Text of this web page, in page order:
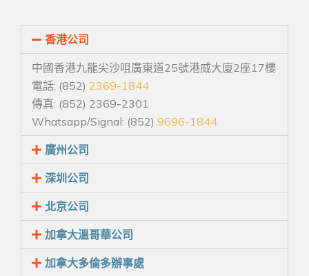
香港公司
中國香港九龍尖沙咀廣東道25號港威大廈2座17樓
電話: (852) 2369-1844
傳真: (852) 2369-2301
Whatsapp/Signal: (852) 9696-1844
廣州公司
深圳公司
北京公司
加拿大溫哥華公司
加拿大多倫多辦事處